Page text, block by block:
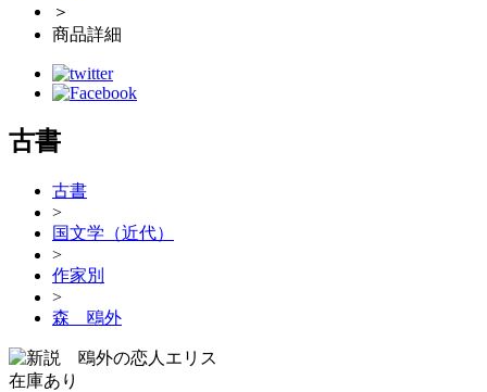
＞
商品詳細
古書
古書
>
国文学（近代）
>
作家別
>
森 鴎外
在庫あり